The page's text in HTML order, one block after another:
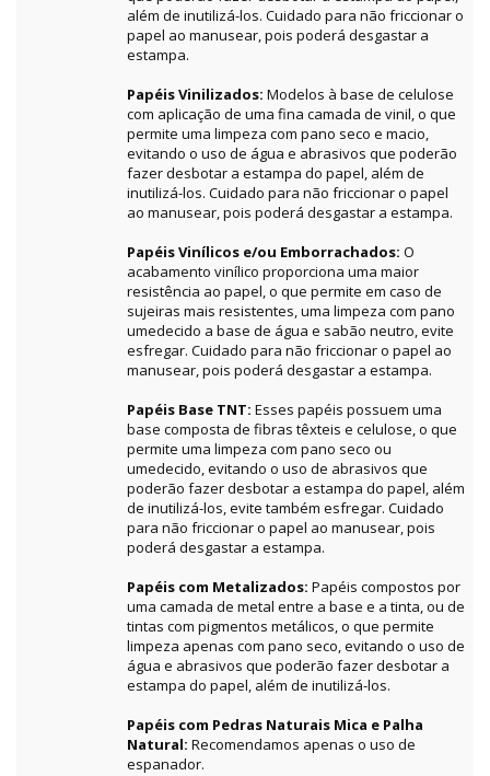
além de inutilizá-los. Cuidado para não friccionar o
papel ao manusear, pois poderá desgastar a
estampa.
Papéis Vinilizados: Modelos à base de celulose
com aplicação de uma fina camada de vinil, o que
permite uma limpeza com pano seco e macio,
evitando o uso de água e abrasivos que poderão
fazer desbotar a estampa do papel, além de
inutilizá-los. Cuidado para não friccionar o papel
ao manusear, pois poderá desgastar a estampa.
Papéis Vinílicos e/ou Emborrachados: O
acabamento vinílico proporciona uma maior
resistência ao papel, o que permite em caso de
sujeiras mais resistentes, uma limpeza com pano
umedecido a base de água e sabão neutro, evite
esfregar. Cuidado para não friccionar o papel ao
manusear, pois poderá desgastar a estampa.
Papéis Base TNT: Esses papéis possuem uma
base composta de fibras têxteis e celulose, o que
permite uma limpeza com pano seco ou
umedecido, evitando o uso de abrasivos que
poderão fazer desbotar a estampa do papel, além
de inutilizá-los, evite também esfregar. Cuidado
para não friccionar o papel ao manusear, pois
poderá desgastar a estampa.
Papéis com Metalizados: Papéis compostos por
uma camada de metal entre a base e a tinta, ou de
tintas com pigmentos metálicos, o que permite
limpeza apenas com pano seco, evitando o uso de
água e abrasivos que poderão fazer desbotar a
estampa do papel, além de inutilizá-los.
Papéis com Pedras Naturais Mica e Palha
Natural: Recomendamos apenas o uso de
espanador.